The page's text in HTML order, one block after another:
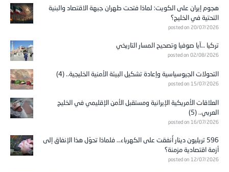
هجوم إيران على الكويت: لماذا فتحت طهران جبهة الاقتصاد والبنية
التحتية في الخليج؟
posted on 20/07/2026
تركيا …آيا صوفيا وتصحيح المسار التاريخي
posted on 02/08/2026
التحولات الجيوسياسية وإعادة تشكيل البيئة الأمنية الخليجية.. (4)
posted on 15/07/2026
العلاقات الأمريكية الإيرانية ومستقبل الأمن الإقليمي في الخليج
العربي.. (5)
posted on 16/07/2026
596 تريليون دينار أُنفقت على الكهرباء… فلماذا تحوّل هذا الإنفاق إلى
أزمة اقتصادية مزمنة؟
posted on 12/07/2026